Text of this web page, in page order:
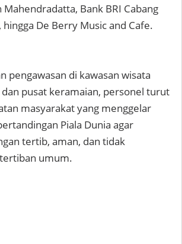
Mahendradatta, Bank BRI Cabang
hingga De Berry Music and Cafe.
pengawasan di kawasan wisata
pusat keramaian, personel turut
masyarakat yang menggelar
Piala Dunia agar
tertib, aman, dan tidak
umum.